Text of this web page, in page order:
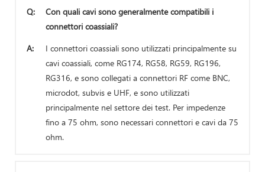
Q:
Con quali cavi sono generalmente compatibili i
connettori coassiali?
A:
I connettori coassiali sono utilizzati principalmente su
cavi coassiali, come RG174, RG58, RG59, RG196,
RG316, e sono collegati a connettori RF come BNC,
microdot, subvis e UHF, e sono utilizzati
principalmente nel settore dei test. Per impedenze
fino a 75 ohm, sono necessari connettori e cavi da 75
ohm.